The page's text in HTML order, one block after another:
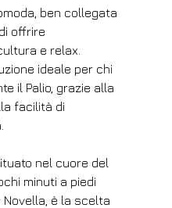
ben collegata
offrire
e relax.
ideale per chi
il Palio, grazie alla
facilità di
nel cuore del
minuti a piedi
è la scelta